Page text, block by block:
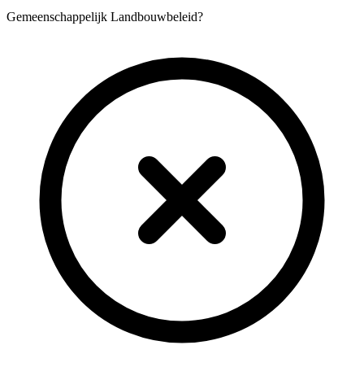
Gemeenschappelijk Landbouwbeleid?